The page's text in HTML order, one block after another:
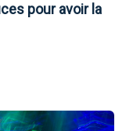
pour avoir la